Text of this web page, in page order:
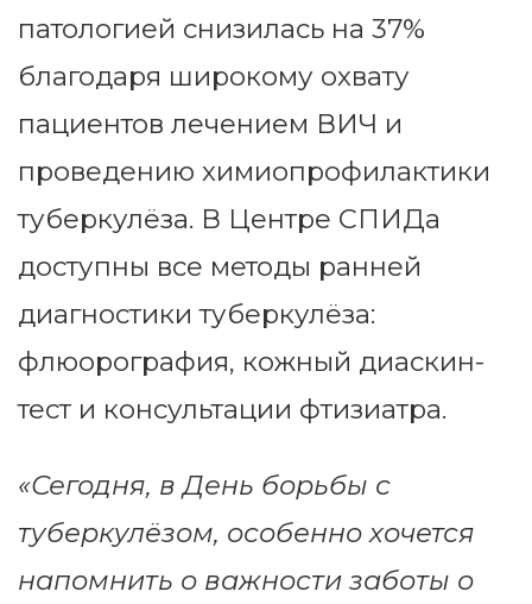
патологией снизилась на 37%
благодаря широкому охвату
пациентов лечением ВИЧ и
проведению химиопрофилактики
туберкулёза. В Центре СПИДа
доступны все методы ранней
диагностики туберкулёза:
флюорография, кожный диаскин-
тест и консультации фтизиатра.
«Сегодня, в День борьбы с
туберкулёзом, особенно хочется
напомнить о важности заботы о